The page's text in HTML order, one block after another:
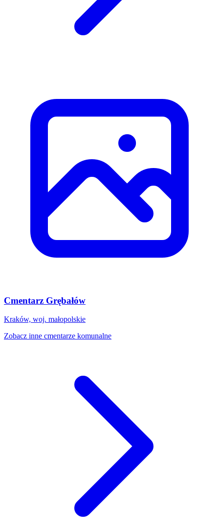
Cmentarz Grębałów
Kraków, woj. małopolskie
Zobacz inne cmentarze komunalne